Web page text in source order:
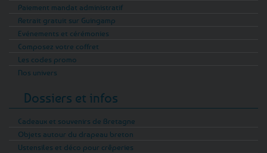
Paiement mandat administratif
Retrait gratuit sur Guingamp
Evénements et cérémonies
Composez votre coffret
Les codes promo
Nos univers
Dossiers et infos
Cadeaux et souvenirs de Bretagne
Objets autour du drapeau breton
Ustensiles et déco pour crêperies